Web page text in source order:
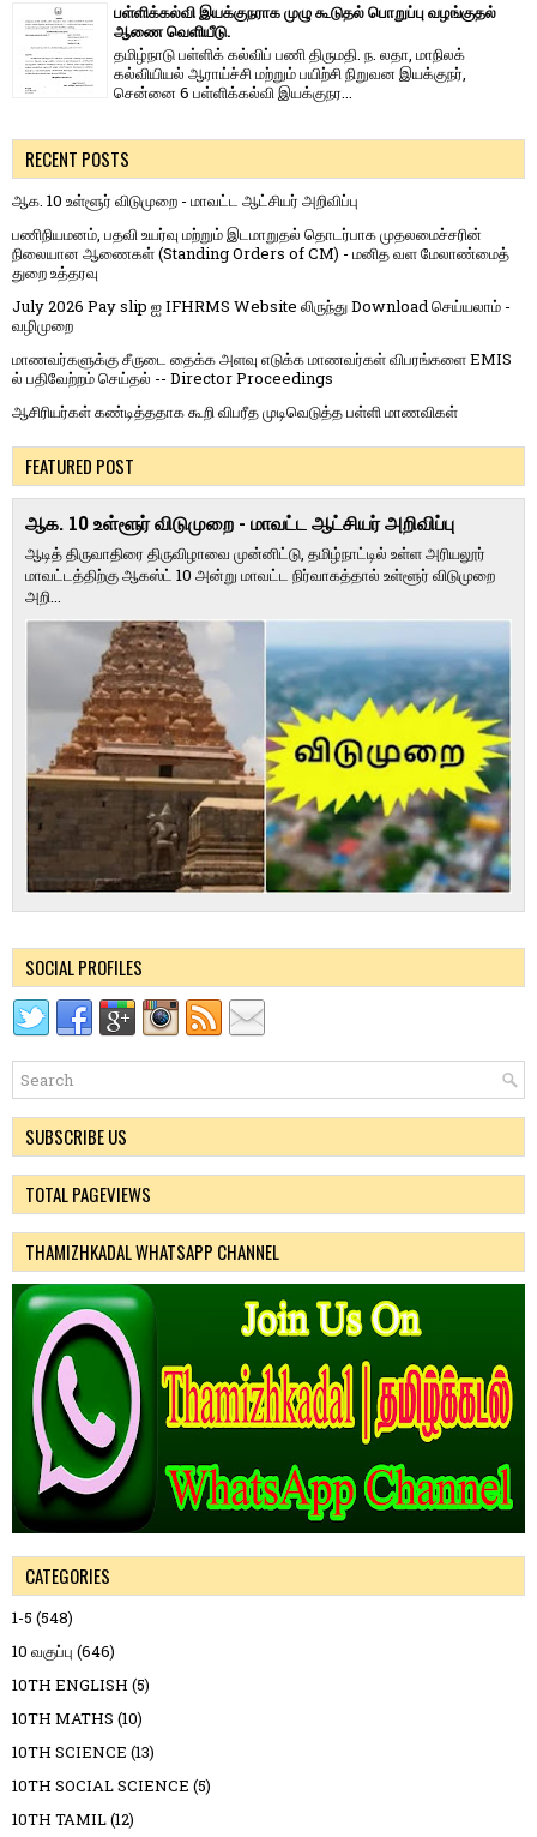
பள்ளிக்கல்வி இயக்குநராக முழு கூடுதல் பொறுப்பு வழங்குதல்
ஆணை வெளியீடு.
தமிழ்நாடு பள்ளிக் கல்விப் பணி திருமதி. ந. லதா, மாநிலக்
கல்வியியல் ஆராய்ச்சி மற்றும் பயிற்சி நிறுவன இயக்குநர்,
சென்னை 6 பள்ளிக்கல்வி இயக்குநர...
RECENT POSTS
ஆக. 10 உள்ளூர் விடுமுறை - மாவட்ட ஆட்சியர் அறிவிப்பு
பணிநியமனம், பதவி உயர்வு மற்றும் இடமாறுதல் தொடர்பாக முதலமைச்சரின்
நிலையான ஆணைகள் (Standing Orders of CM) - மனித வள மேலாண்மைத்
துறை உத்தரவு
July 2026 Pay slip ஐ IFHRMS Website லிருந்து Download செய்யலாம் -
வழிமுறை
மாணவர்களுக்கு சீருடை தைக்க அளவு எடுக்க மாணவர்கள் விபரங்களை EMIS
ல் பதிவேற்றம் செய்தல் -- Director Proceedings
ஆசிரியர்கள் கண்டித்ததாக கூறி விபரீத முடிவெடுத்த பள்ளி மாணவிகள்
FEATURED POST
ஆக. 10 உள்ளூர் விடுமுறை - மாவட்ட ஆட்சியர் அறிவிப்பு
ஆடித் திருவாதிரை திருவிழாவை முன்னிட்டு, தமிழ்நாட்டில் உள்ள அரியலூர்
மாவட்டத்திற்கு ஆகஸ்ட் 10 அன்று மாவட்ட நிர்வாகத்தால் உள்ளூர் விடுமுறை
அறி...
SOCIAL PROFILES
SUBSCRIBE US
TOTAL PAGEVIEWS
THAMIZHKADAL WHATSAPP CHANNEL
CATEGORIES
1-5 (548)
10 வகுப்பு (646)
10TH ENGLISH (5)
10TH MATHS (10)
10TH SCIENCE (13)
10TH SOCIAL SCIENCE (5)
10TH TAMIL(12)